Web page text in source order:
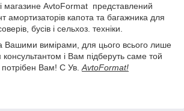
магазине AvtoFormat представлений
амортизаторів капота та багажника для
бусів і сельхоз. техніки.
Вашими вимірами, для цього всього лише
і Вам підберуть саме той
Вам! С Ув. AvtoFormat!